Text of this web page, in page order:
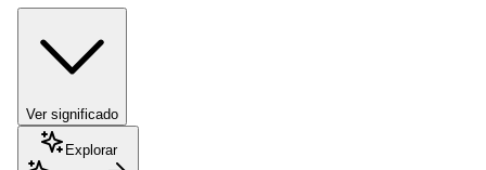
Ver significado
Explorar